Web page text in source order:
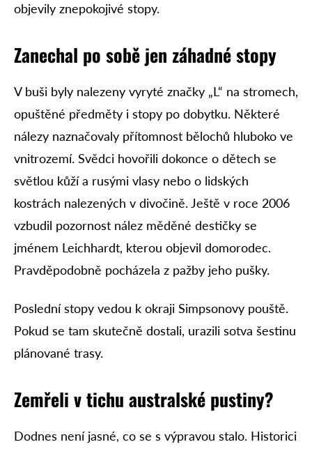
objevily znepokojivé stopy.
Zanechal po sobě jen záhadné stopy
V buši byly nalezeny vyryté značky „L“ na stromech,
opuštěné předměty i stopy po dobytku. Některé
nálezy naznačovaly přítomnost bělochů hluboko ve
vnitrozemí. Svědci hovořili dokonce o dětech se
světlou kůží a rusými vlasy nebo o lidských
kostrách nalezených v divočině. Ještě v roce 2006
vzbudil pozornost nález měděné destičky se
jménem Leichhardt, kterou objevil domorodec.
Pravděpodobně pocházela z pažby jeho pušky.
Poslední stopy vedou k okraji Simpsonovy pouště.
Pokud se tam skutečně dostali, urazili sotva šestinu
plánované trasy.
Zemřeli v tichu australské pustiny?
Dodnes není jasné, co se s výpravou stalo. Historici